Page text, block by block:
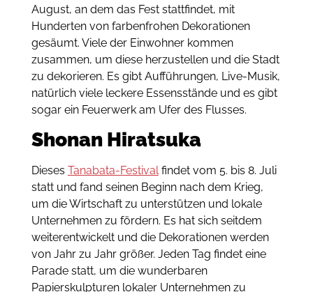
August, an dem das Fest stattfindet, mit
Hunderten von farbenfrohen Dekorationen
gesäumt. Viele der Einwohner kommen
zusammen, um diese herzustellen und die Stadt
zu dekorieren. Es gibt Aufführungen, Live-Musik,
natürlich viele leckere Essensstände und es gibt
sogar ein Feuerwerk am Ufer des Flusses.
Shonan Hiratsuka
Dieses Tanabata-Festivalfindet vom 5. bis 8. Juli
statt und fand seinen Beginn nach dem Krieg,
um die Wirtschaft zu unterstützen und lokale
Unternehmen zu fördern. Es hat sich seitdem
weiterentwickelt und die Dekorationen werden
von Jahr zu Jahr größer. Jeden Tag findet eine
Parade statt, um die wunderbaren
Papierskulpturen lokaler Unternehmen zu